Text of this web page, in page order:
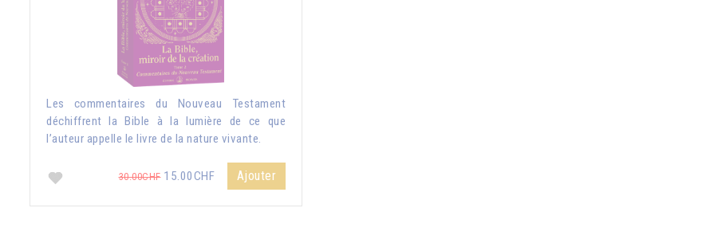
Les commentaires du Nouveau Testament
déchiffrent la Bible à la lumière de ce que
l’auteur appelle le livre de la nature vivante.
30.00CHF15.00CHF Ajouter